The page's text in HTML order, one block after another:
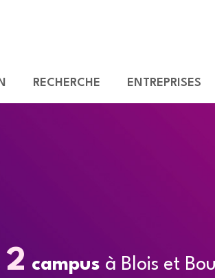
RECHERCHE ENTREPRISES
2 campus à Blois et